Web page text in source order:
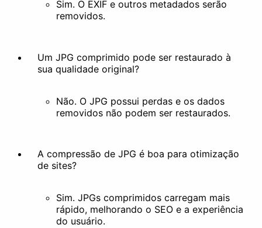
Sim. O EXIF e outros metadados serão
removidos.
Um JPG comprimido pode ser restaurado à
sua qualidade original?
Não. O JPG possui perdas e os dados
removidos não podem ser restaurados.
A compressão de JPG é boa para otimização
de sites?
Sim. JPGs comprimidos carregam mais
rápido, melhorando o SEO e a experiência
do usuário.